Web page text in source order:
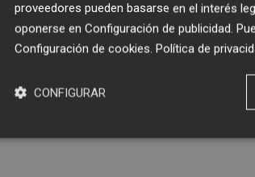
proveedores pueden basarse en el interés
oponerse en Configuración de publicidad.
Configuración de cookies. Política de
CONFIGURAR